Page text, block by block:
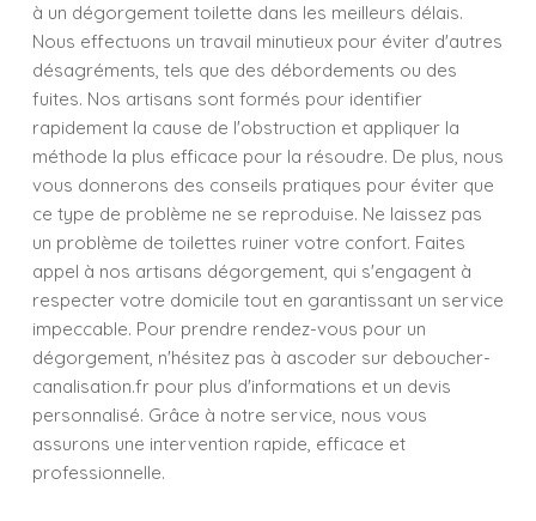
à un dégorgement toilette dans les meilleurs délais.
Nous effectuons un travail minutieux pour éviter d'autres
désagréments, tels que des débordements ou des
fuites. Nos artisans sont formés pour identifier
rapidement la cause de l'obstruction et appliquer la
méthode la plus efficace pour la résoudre. De plus, nous
vous donnerons des conseils pratiques pour éviter que
ce type de problème ne se reproduise. Ne laissez pas
un problème de toilettes ruiner votre confort. Faites
appel à nos artisans dégorgement, qui s'engagent à
respecter votre domicile tout en garantissant un service
impeccable. Pour prendre rendez-vous pour un
dégorgement, n'hésitez pas à ascoder sur deboucher-
canalisation.fr pour plus d'informations et un devis
personnalisé. Grâce à notre service, nous vous
assurons une intervention rapide, efficace et
professionnelle.